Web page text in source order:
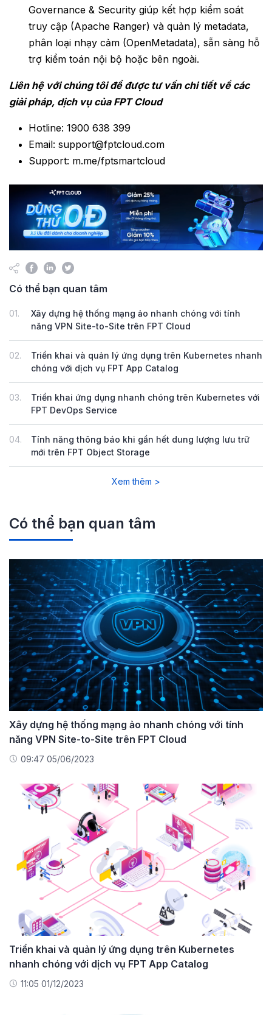
Governance & Security giúp kết hợp kiểm soát
truy cập (Apache Ranger) và quản lý metadata,
phân loại nhạy cảm (OpenMetadata), sẵn sàng hỗ
trợ kiểm toán nội bộ hoặc bên ngoài.
Liên hệ với chúng tôi để được tư vấn chi tiết về các
giải pháp, dịch vụ của FPT Cloud
Hotline: 1900 638 399
Email: support@fptcloud.com
Support: m.me/fptsmartcloud
Có thể bạn quan tâm
01.
Xây dựng hệ thống mạng ảo nhanh chóng với tính
năng VPN Site-to-Site trên FPT Cloud
02.
Triển khai và quản lý ứng dụng trên Kubernetes nhanh
chóng với dịch vụ FPT App Catalog
03.
Triển khai ứng dụng nhanh chóng trên Kubernetes với
FPT DevOps Service
04.
Tính năng thông báo khi gần hết dung lượng lưu trữ
mới trên FPT Object Storage
Xem thêm >
Có thể bạn quan tâm
Xây dựng hệ thống mạng ảo nhanh chóng với tính
năng VPN Site-to-Site trên FPT Cloud
09:47 05/06/2023
Triển khai và quản lý ứng dụng trên Kubernetes
nhanh chóng với dịch vụ FPT App Catalog
11:05 01/12/2023